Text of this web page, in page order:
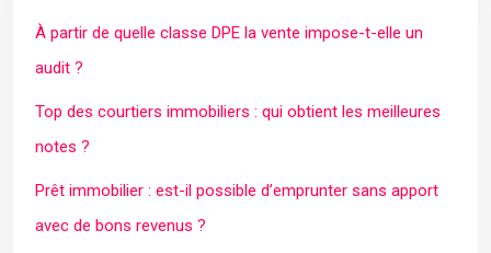
À partir de quelle classe DPE la vente impose-t-elle un
audit ?
Top des courtiers immobiliers : qui obtient les meilleures
notes ?
Prêt immobilier : est-il possible d’emprunter sans apport
avec de bons revenus ?